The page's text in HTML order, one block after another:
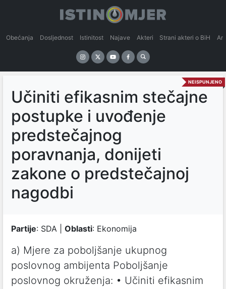
Obećanja Dosljednost Istinitost Najave Akteri Strani akteri o BiH
NEISPUNJENO
Učiniti efikasnim stečajne
postupke i uvođenje
predstečajnog
poravnanja, donijeti
zakone o predstečajnoj
nagodbi
Partije: SDA | Oblasti: Ekonomija
a) Mjere za poboljšanje ukupnog
poslovnog ambijenta Poboljšanje
poslovnog okruženja: • Učiniti efikasnim